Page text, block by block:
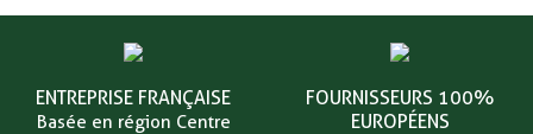
ENTREPRISE FRANÇAISE
Basée en région Centre
FOURNISSEURS 100%
EUROPÉENS